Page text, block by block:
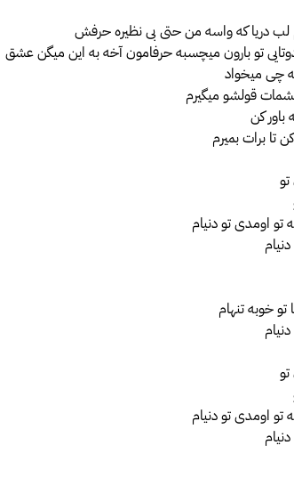
لب دریا که واسه من حتی بی نظیره حرفش
تو بارون میچسبه حرفامون آخه به این میگن عشق
چی میخواد
قولشو میگیرم
کن
تا برات بمیرم
اومدی تو دنیام
تو خوبه تنهام
اومدی تو دنیام